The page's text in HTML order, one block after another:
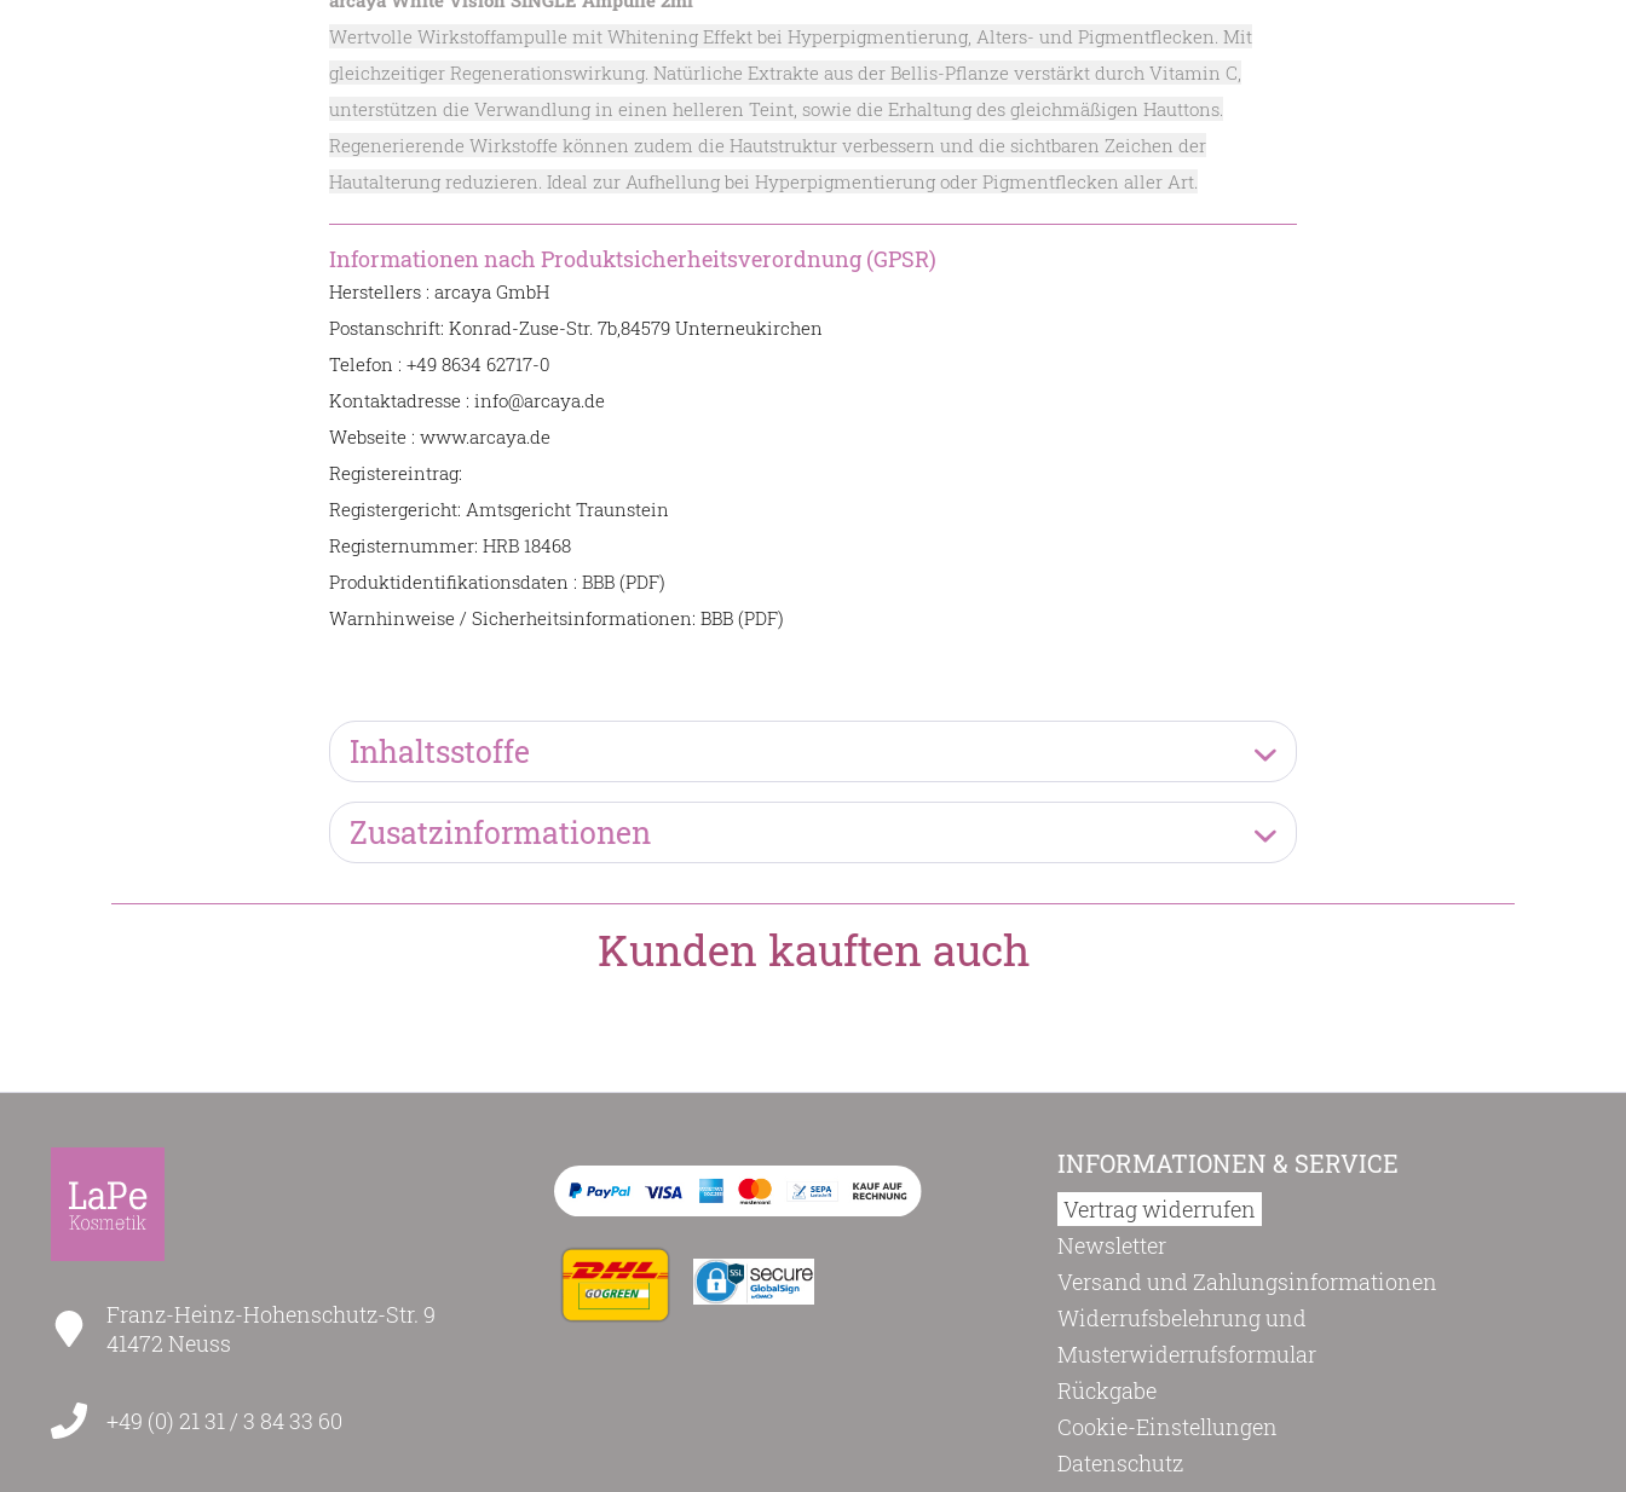
Wertvolle Wirkstoffampulle mit Whitening Effekt bei Hyperpigmentierung, Alters- und Pigmentflecken. Mit
gleichzeitiger Regenerationswirkung. Natürliche Extrakte aus der Bellis-Pflanze verstärkt durch Vitamin C,
unterstützen die Verwandlung in einen helleren Teint, sowie die Erhaltung des gleichmäßigen Hauttons.
Regenerierende Wirkstoffe können zudem die Hautstruktur verbessern und die sichtbaren Zeichen der
Hautalterung reduzieren. Ideal zur Aufhellung bei Hyperpigmentierung oder Pigmentflecken aller Art.
Informationen nach Produktsicherheitsverordnung (GPSR)
Herstellers : arcaya GmbH
Postanschrift: Konrad-Zuse-Str. 7b,84579 Unterneukirchen
Telefon : +49 8634 62717-0
Kontaktadresse : info@arcaya.de
Webseite : www.arcaya.de
Registereintrag:
Registergericht: Amtsgericht Traunstein
Registernummer: HRB 18468
Produktidentifikationsdaten : BBB (PDF)
Warnhinweise / Sicherheitsinformationen: BBB (PDF)
Inhaltsstoffe
Zusatzinformationen
Kunden kauften auch
Franz-Heinz-Hohenschutz-Str. 9
41472 Neuss
+49 (0) 21 31 / 3 84 33 60
INFORMATIONEN & SERVICE
Vertrag widerrufen
Newsletter
Versand und Zahlungsinformationen
Widerrufsbelehrung und
Musterwiderrufsformular
Rückgabe
Cookie-Einstellungen
Datenschutz